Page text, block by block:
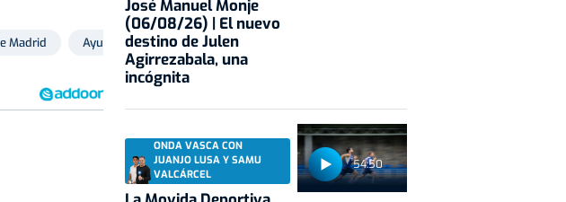
Madrid Ayuso
José Manuel Monje
(06/08/26) | El nuevo
destino de Julen
Agirrezabala, una
incógnita
54:50
ONDA VASCA CON
JUANJO LUSA Y SAMU
VALCÁRCEL